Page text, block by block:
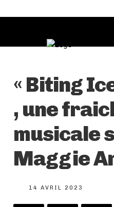
« Biting
, une
musicale
Maggie
14 AVRIL 2023